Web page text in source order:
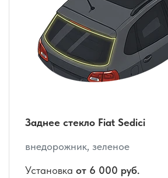
Заднее стекло Fiat Sedici
внедорожник, зеленое
Установка от 6 000 руб.